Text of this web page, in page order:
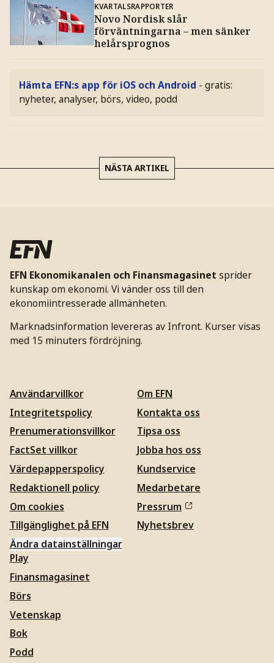
KVARTALSRAPPORTER
Novo Nordisk slår
förväntningarna – men sänker
helårsprognos
Hämta EFN:s app för iOS och Android - gratis:
nyheter, analyser, börs, video, podd
NÄSTA ARTIKEL
EFN Ekonomikanalen och Finansmagasinet sprider
kunskap om ekonomi. Vi vänder oss till den
ekonomiintresserade allmänheten.
Marknadsinformation levereras av Infront. Kurser visas
med 15 minuters fördröjning.
Användarvillkor
Integritetspolicy
Prenumerationsvillkor
FactSet villkor
Värdepapperspolicy
Redaktionell policy
Om cookies
Tillgänglighet på EFN
Ändra datainställningar
Om EFN
Kontakta oss
Tipsa oss
Jobba hos oss
Kundservice
Medarbetare
Pressrum
Nyhetsbrev
Play
Finansmagasinet
Börs
Vetenskap
Bok
Podd